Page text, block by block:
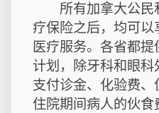
所有加拿大公民
疗保险之后，均可
医疗服务。各省都
计划，除牙科和眼
支付诊金、化验费、
住院期间病人的伙食